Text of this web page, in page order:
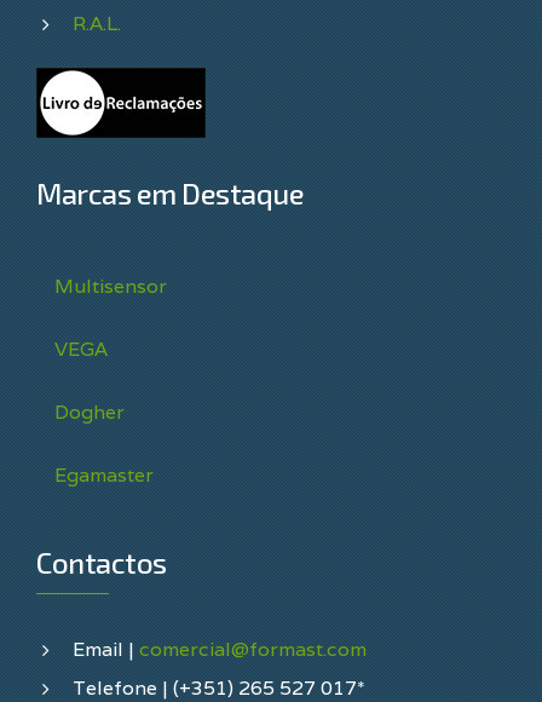
R.A.L.
Marcas em Destaque
Multisensor
VEGA
Dogher
Egamaster
Contactos
Email | comercial@formast.com
Telefone | (+351) 265 527 017*